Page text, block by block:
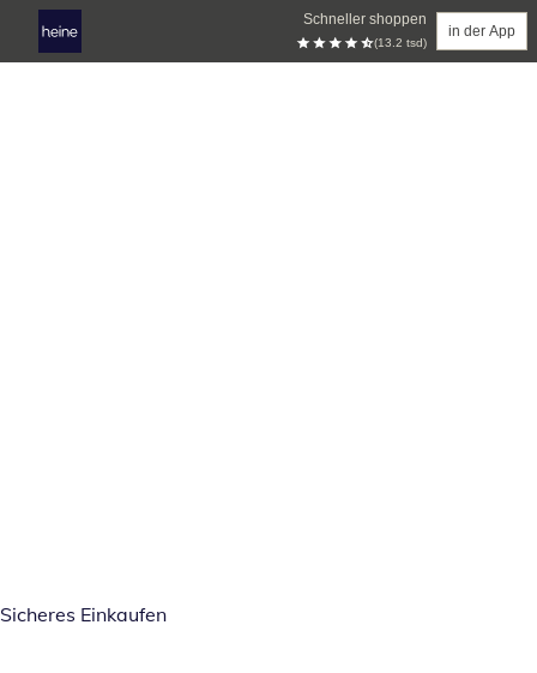
Schneller shoppen
(13.2 tsd)
in der App
Sicheres Einkaufen